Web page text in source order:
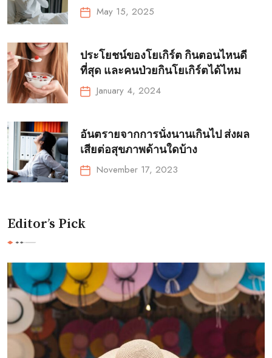
May 15, 2025
ประโยชน์ของโยเกิร์ต กินตอนไหนดี
ที่สุด และคนป่วยกินโยเกิร์ตได้ไหม
January 4, 2024
อันตรายจากการนั่งนานเกินไป ส่งผล
เสียต่อสุขภาพด้านใดบ้าง
November 17, 2023
Editor’s Pick